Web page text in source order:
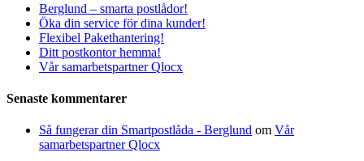
Berglund – smarta postlådor!
Öka din service för dina kunder!
Flexibel Pakethantering!
Ditt postkontor hemma!
Vår samarbetspartner Qlocx
Senaste kommentarer
Så fungerar din Smartpostlåda - Berglund om Vår
samarbetspartner Qlocx